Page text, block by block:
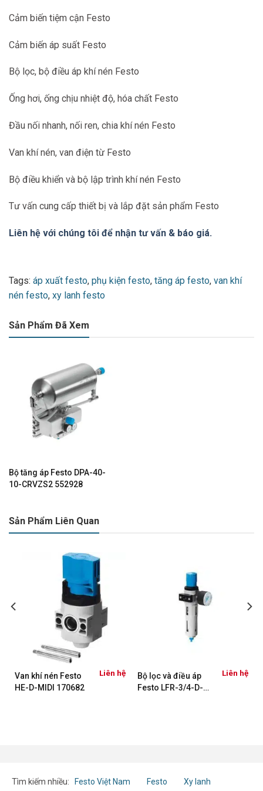
552928
DPA-40-10-CRVZS2
552929
DPA-40-16-CRVZS2
552930
DPA-40-10-CRVZS5
552933
DPA-63-16-CRVZS10
552934
DPA-63-10-CRVZS20
552935
DPA-63-16-CRVZS20
Cảm biến tiệm cận Festo
Cảm biến áp suất Festo
Bộ lọc, bộ điều áp khí nén Festo
Ống hơi, ống chịu nhiệt độ, hóa chất Festo
Đầu nối nhanh, nối ren, chia khí nén Festo
Van khí nén, van điện từ Festo
Bộ điều khiển và bộ lập trình khí nén Festo
Tư vấn cung cấp thiết bị và lắp đặt sản phẩm Festo
Liên hệ với chúng tôi để nhận tư vấn & báo giá.
Tags: áp xuất festo, phụ kiện festo, tăng áp festo, van khí
nén festo, xy lanh festo
Sản Phẩm Đã Xem
Bộ tăng áp Festo DPA-40-
10-CRVZS2 552928
Sản Phẩm Liên Quan
Van khí nén Festo
HE-D-MIDI 170682
Liên hệ
Bộ lọc và điều áp
Festo LFR-3/4-D-
Liên hệ
Tìm kiếm nhiều: Festo Việt Nam Festo
Xy lanh